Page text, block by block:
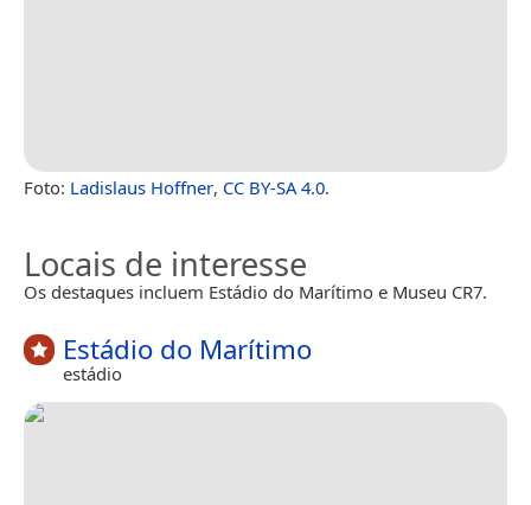
Foto: Ladislaus Hoffner, CC BY-SA 4.0.
Locais de interesse
Os destaques incluem Estádio do Marítimo e Museu CR7.
Estádio do Marítimo
estádio